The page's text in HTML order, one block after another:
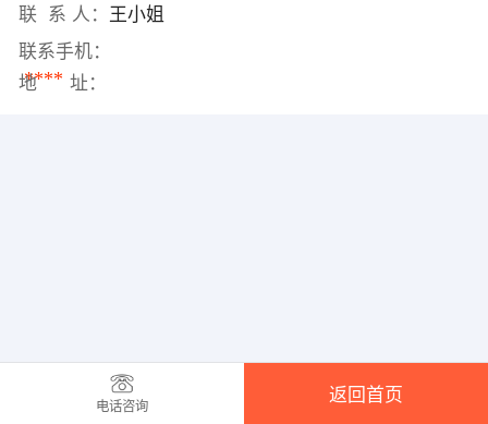
联 系 人： 王小姐
联系手机：
****
地 址：
电话咨询
返回首页